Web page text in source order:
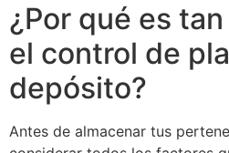
¿Por qué es
el control de
depósito?
Antes de almacenar tus